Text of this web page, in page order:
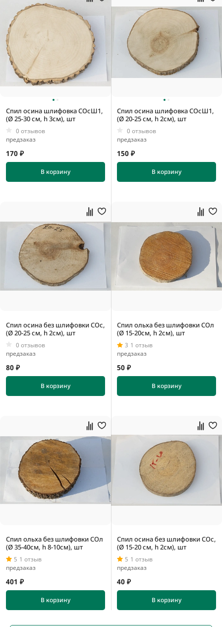
Спил осина шлифовка СОсШ1,
(Ø 25-30 см, h 3см), шт
0 отзывов
предзаказ
170 ₽
В корзину
Спил осина шлифовка СОсШ1,
(Ø 20-25 см, h 2см), шт
0 отзывов
предзаказ
150 ₽
В корзину
Спил осина без шлифовки СОс,
(Ø 20-25 см, h 2см), шт
0 отзывов
предзаказ
80 ₽
В корзину
Спил ольха без шлифовки СОл
(Ø 15-20см, h 2см), шт
3 1 отзыв
предзаказ
50 ₽
В корзину
Спил ольха без шлифовки СОл
(Ø 35-40см, h 8-10см), шт
5 1 отзыв
предзаказ
401 ₽
В корзину
Спил осина без шлифовки СОс,
(Ø 15-20 см, h 2см), шт
5 1 отзыв
предзаказ
40 ₽
В корзину